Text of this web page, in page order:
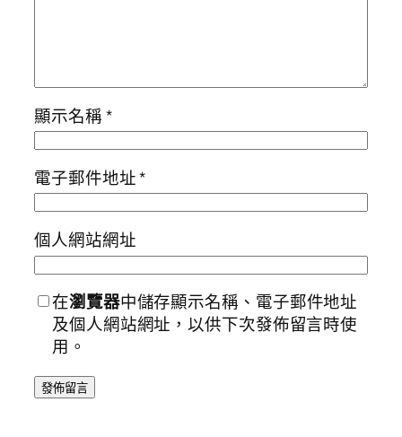
顯示名稱*
電子郵件地址*
個人網站網址
在瀏覽器中儲存顯示名稱、電子郵件地址
及個人網站網址，以供下次發佈留言時使
用。